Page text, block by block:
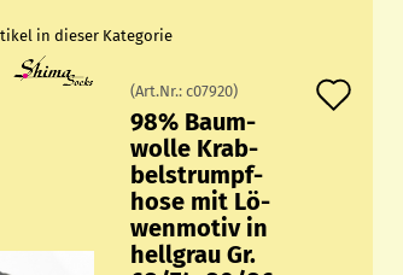
in dieser Kategorie
(Art.Nr.:c07920)
98% Baum­
wol­le Krab­
bel­strumpf­
ho­se mit Lö­
wen­mo­tiv in
hell­grau Gr.